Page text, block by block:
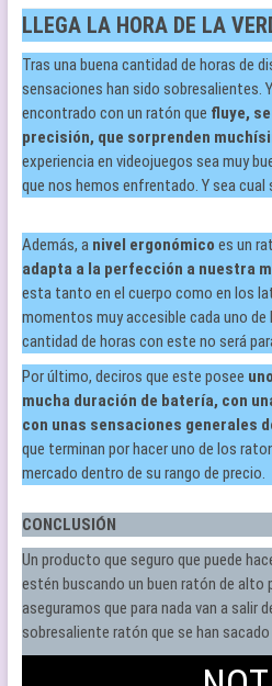
LLEGA LA HORA DE LA
Tras una buena cantidad de horas de
sensaciones han sido sobresalientes.
encontrado con un ratón que fluye,
precisión, que sorprenden
experiencia en videojuegos sea muy
que nos hemos enfrentado. Y sea
Además, a nivel ergonómico es un
adapta a la perfección a nuestra
esta tanto en el cuerpo como en los
momentos muy accesible cada uno
cantidad de horas con este no será
Por último, deciros que este posee
mucha duración de batería, con
con unas sensaciones generales
que terminan por hacer uno de los
mercado dentro de su rango de precio.
CONCLUSIÓN
Un producto que seguro que puede
estén buscando un buen ratón de alto
aseguramos que para nada van a salir
sobresaliente ratón que se han